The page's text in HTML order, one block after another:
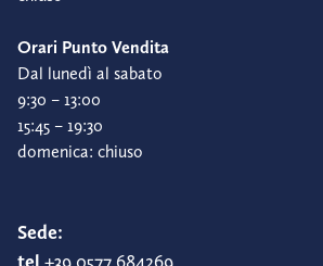
Orari Punto Vendita
Dal lunedì al sabato
9:30 – 13:00
15:45 – 19:30
domenica: chiuso
Sede:
tel +39 0577 684269